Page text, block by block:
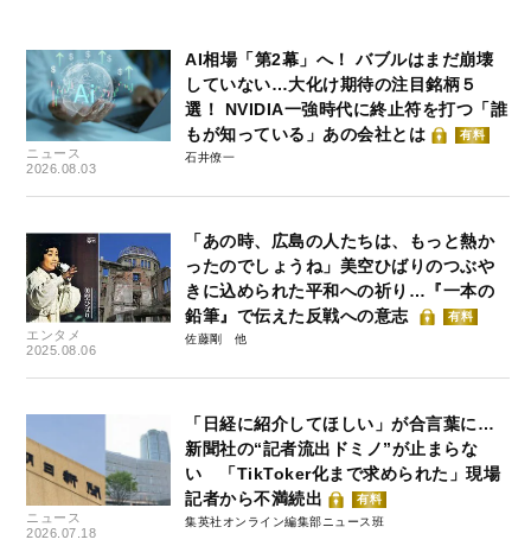
ニュース
2026.08.03
AI相場「第2幕」へ！ バブルはまだ崩壊
していない…大化け期待の注目銘柄５
選！ NVIDIA一強時代に終止符を打つ「誰
もが知っている」あの会社とは
有料
石井僚一
エンタメ
2025.08.06
「あの時、広島の人たちは、もっと熱か
ったのでしょうね」美空ひばりのつぶや
きに込められた平和への祈り…『一本の
鉛筆』で伝えた反戦への意志
有料
佐藤剛
ニュース
2026.07.18
「日経に紹介してほしい」が合言葉に…
新聞社の“記者流出ドミノ”が止まらな
い 「TikToker化まで求められた」現場
記者から不満続出
有料
集英社オンライン編集部ニュース班